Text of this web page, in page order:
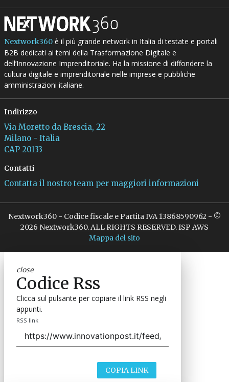
Nextwork360è il più grande network in Italia di testate e portali
B2B dedicati ai temi della Trasformazione Digitale e
dell’Innovazione Imprenditoriale. Ha la missione di diffondere la
cultura digitale e imprenditoriale nelle imprese e pubbliche
amministrazioni italiane.
Indirizzo
Via Moretto da Brescia, 22
Milano - Italia
CAP 20133
Contatti
Contatta il nostro team per maggiori informazioni
Nextwork360 - Codice fiscale e Partita IVA 13868590962 - ©
2026 Nextwork360. ALL RIGHTS RESERVED. ISP AWS
Mappa del sito
close
Codice Rss
Clicca sul pulsante per copiare il link RSS negli
appunti.
RSS link
COPIA LINK